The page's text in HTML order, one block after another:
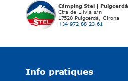
Càmping Stel | Puigcerdà
Ctra de Llívia s/n
17520 Puigcerdà, Girona
+34 972 88 23 61
Info pratiques